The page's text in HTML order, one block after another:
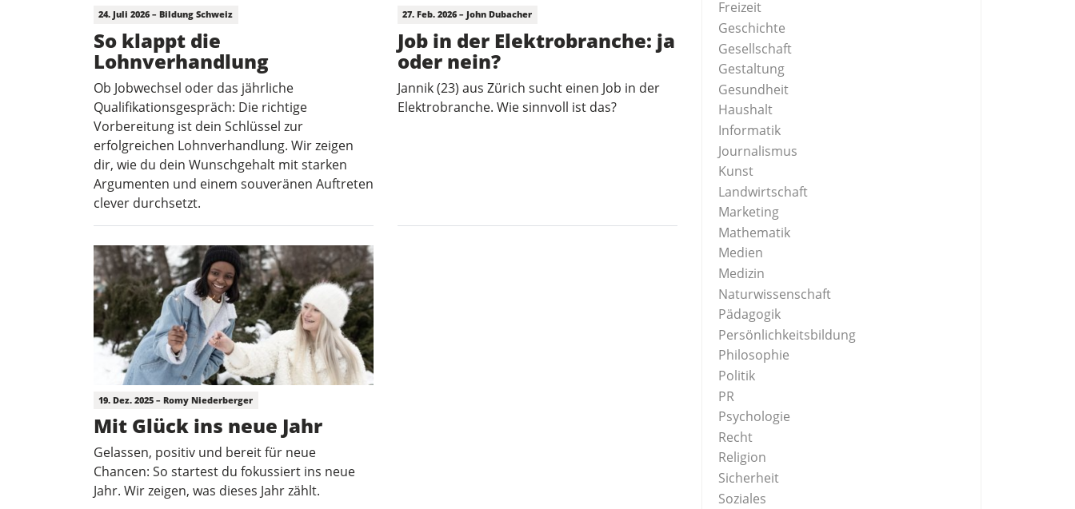
24. Juli 2026 – Bildung Schweiz
So klappt die
Lohnverhandlung
Ob Jobwechsel oder das jährliche
Qualifikationsgespräch: Die richtige
Vorbereitung ist dein Schlüssel zur
erfolgreichen Lohnverhandlung. Wir zeigen
dir, wie du dein Wunschgehalt mit starken
Argumenten und einem souveränen Auftreten
clever durchsetzt.
27. Feb. 2026 – John Dubacher
Job in der Elektrobranche: ja
oder nein?
Jannik (23) aus Zürich sucht einen Job in der
Elektrobranche. Wie sinnvoll ist das?
19. Dez. 2025 – Romy Niederberger
Mit Glück ins neue Jahr
Gelassen, positiv und bereit für neue
Chancen: So startest du fokussiert ins neue
Jahr. Wir zeigen, was dieses Jahr zählt.
Freizeit
Geschichte
Gesellschaft
Gestaltung
Gesundheit
Haushalt
Informatik
Journalismus
Kunst
Landwirtschaft
Marketing
Mathematik
Medien
Medizin
Naturwissenschaft
Pädagogik
Persönlichkeitsbildung
Philosophie
Politik
PR
Psychologie
Recht
Religion
Sicherheit
Soziales